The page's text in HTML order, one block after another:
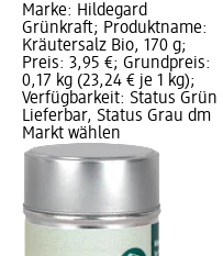
Marke: Hildegard
Grünkraft; Produktname:
Kräutersalz Bio, 170 g;
Preis: 3,95 €; Grundpreis:
0,17 kg (23,24 € je 1 kg);
Verfügbarkeit: Status Grün
Lieferbar, Status Grau dm
Markt wählen